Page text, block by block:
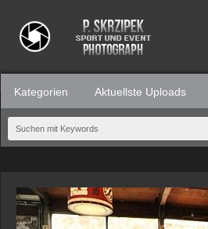
Kategorien Aktuellste Uploads